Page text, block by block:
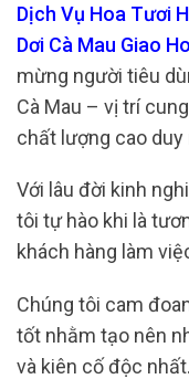
Dịch Vụ Hoa Tươi
Dơi Cà Mau Giao
mừng người tiêu
Cà Mau – vị trí
chất lượng cao
Với lâu đời kinh
tôi tự hào khi là
khách hàng làm
Chúng tôi cam
tốt nhằm tạo nên
và kiên cố độc